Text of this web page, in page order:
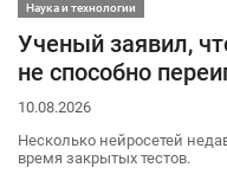
Наука и технологии
Ученый заявил,
не способно
10.08.2026
Несколько нейросетей
время закрытых тестов.